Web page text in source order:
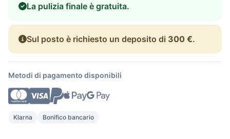
La pulizia finale è gratuita.
Sul posto è richiesto un deposito di 300 €.
Metodi di pagamento disponibili
Klarna Bonifico bancario